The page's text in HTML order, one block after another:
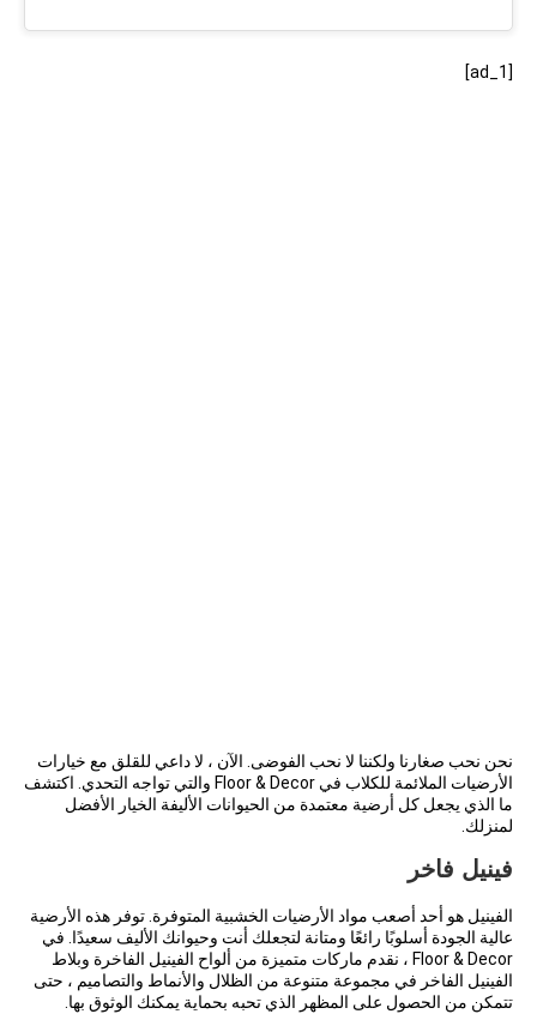
[ad_1]
نحن نحب صغارنا ولكننا لا نحب الفوضى. الآن ، لا داعي للقلق مع خيارات
الأرضيات الملائمة للكلاب في Floor & Decor والتي تواجه التحدي. اكتشف
ما الذي يجعل كل أرضية معتمدة من الحيوانات الأليفة الخيار الأفضل
لمنزلك.
فينيل فاخر
الفينيل هو أحد أصعب مواد الأرضيات الخشبية المتوفرة. توفر هذه الأرضية
عالية الجودة أسلوبًا رائعًا ومتانة لتجعلك أنت وحيوانك الأليف سعيدًا. في
Floor & Decor ، نقدم ماركات متميزة من ألواح الفينيل الفاخرة وبلاط
الفينيل الفاخر في مجموعة متنوعة من الظلال والأنماط والتصاميم ، حتى
تتمكن من الحصول على المظهر الذي تحبه بحماية يمكنك الوثوق بها.